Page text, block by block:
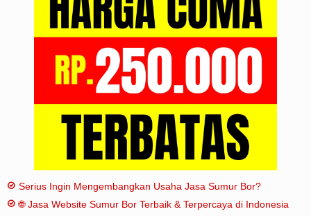
Serius Ingin Mengembangkan Usaha Jasa Sumur Bor?
🌐 Jasa Website Sumur Bor Terbaik & Terpercaya di Indonesia
Sitemap